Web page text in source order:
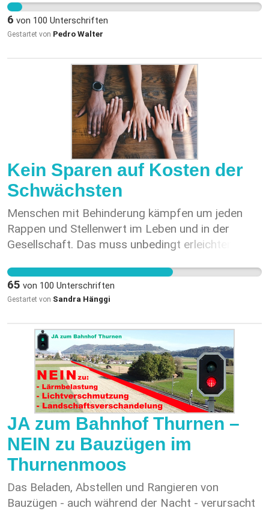
de la Communauté genevoise d'action syndicale
(https://www.cgas.ch/SPIP/)
neue Antenne braucht, muss ein Standort
gefunden werden, welcher der Bauordnung von
installationsgebunden und nicht freistehend
gebaut werden.
6 von 100 Unterschriften
Gestartet von Pedro Walter
Kein Sparen auf Kosten der
Schwächsten
Menschen mit Behinderung kämpfen um jeden
Rappen und Stellenwert im Leben und in der
Gesellschaft. Das muss unbedingt erleichtert
65 von 100 Unterschriften
Gestartet von Sandra Hänggi
JA zum Bahnhof Thurnen –
NEIN zu Bauzügen im
Thurnenmoos
Das Beladen, Abstellen und Rangieren von
Bauzügen - auch während der Nacht - verursacht